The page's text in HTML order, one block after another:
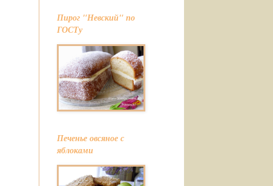
Пирог "Невский" по
ГОСТу
Печенье овсяное с
яблоками